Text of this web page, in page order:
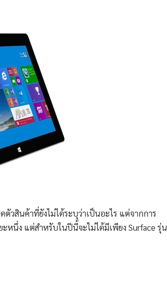
วสินค้าที่ยังไม่ได้ระบุว่าเป็นอะไร แต่จากการ
หนึ่ง แต่สำหรับในปีนี้จะไม่ได้มีเพียง Surface รุ่น